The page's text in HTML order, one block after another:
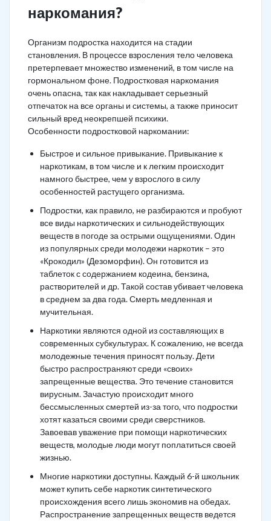
наркомания?
Организм подростка находится на стадии
становления. В процессе взросления тело человека
претерпевает множество изменений, в том числе на
гормональном фоне. Подростковая наркомания
очень опасна, так как накладывает серьезный
отпечаток на все органы и системы, а также приносит
сильный вред неокрепшей психики.
Особенности подростковой наркомании:
Быстрое и сильное привыкание. Привыкание к
наркотикам, в том числе и к легким происходит
намного быстрее, чем у взрослого в силу
особенностей растущего организма.
Подростки, как правило, не разбираются и пробуют
все виды наркотических и сильнодействующих
веществ в погоде за острыми ощущениями. Один
из популярных среди молодежи наркотик – это
«Крокодил» (Дезоморфин). Он готовится из
таблеток с содержанием кодеина, бензина,
растворителей и др. Такой состав убивает человека
в среднем за два года. Смерть медленная и
мучительная.
Наркотики являются одной из составляющих в
современных субкультурах. К сожалению, не всегда
молодежные течения приносят пользу. Дети
быстро распространяют среди «своих»
запрещенные вещества. Это течение становится
вирусным. Зачастую происходит много
бессмысленных смертей из-за того, что подростки
хотят казаться своими среди сверстников.
Завоевав уважение при помощи наркотических
веществ, молодые люди могут поплатиться своей
жизнью.
Многие наркотики доступны. Каждый 6-й школьник
может купить себе наркотик синтетического
происхождения всего лишь экономив на обедах.
Распространение запрещенных веществ ведется